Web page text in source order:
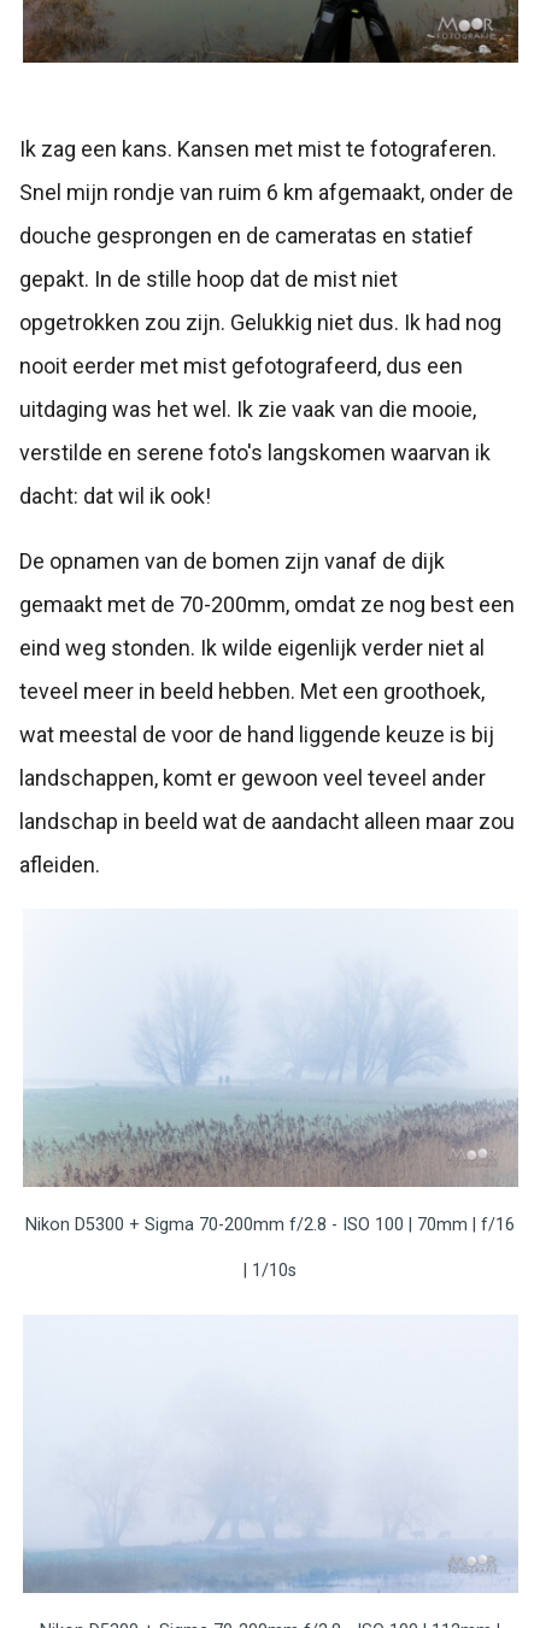
Ik zag een kans. Kansen met mist te fotograferen.
Snel mijn rondje van ruim 6 km afgemaakt, onder de
douche gesprongen en de cameratas en statief
gepakt. In de stille hoop dat de mist niet
opgetrokken zou zijn. Gelukkig niet dus. Ik had nog
nooit eerder met mist gefotografeerd, dus een
uitdaging was het wel. Ik zie vaak van die mooie,
verstilde en serene foto's langskomen waarvan ik
dacht: dat wil ik ook!
De opnamen van de bomen zijn vanaf de dijk
gemaakt met de 70-200mm, omdat ze nog best een
eind weg stonden. Ik wilde eigenlijk verder niet al
teveel meer in beeld hebben. Met een groothoek,
wat meestal de voor de hand liggende keuze is bij
landschappen, komt er gewoon veel teveel ander
landschap in beeld wat de aandacht alleen maar zou
afleiden.
Nikon D5300 + Sigma 70-200mm f/2.8 - ISO 100 | 70mm | f/16
| 1/10s